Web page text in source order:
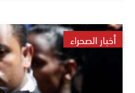
أخبار الصحراء